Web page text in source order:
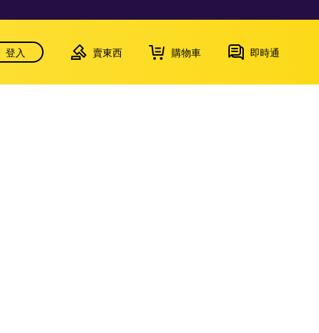
登入 賣東西 購物車 即時通